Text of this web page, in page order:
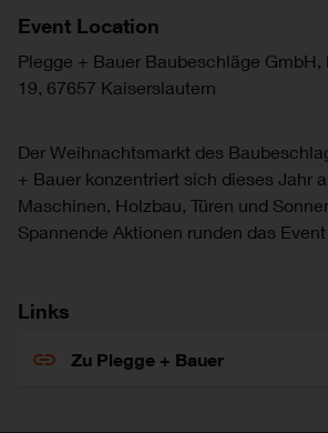
Event Location
Plegge + Bauer Baubeschläge
19, 67657 Kaiserslautern
Der Weihnachtsmarkt des
+ Bauer konzentriert sich dieses Jahr
Maschinen, Holzbau, Türen und
Spannende Aktionen runden das
Links
Zu Plegge + Bauer